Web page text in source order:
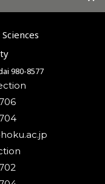
980-8577